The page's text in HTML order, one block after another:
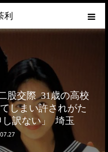
利
股交際 31歳の高校
しまい許されがた
訳ない」 埼玉